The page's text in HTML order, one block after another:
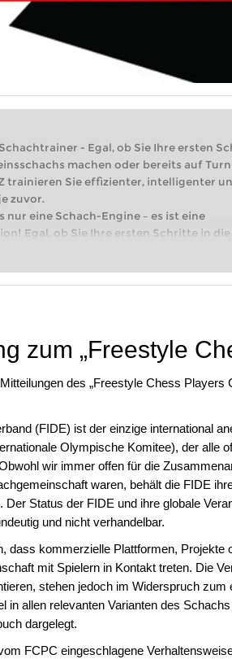
- Egal, ob Sie Ihre ersten
machen oder bereits auf
trainieren Sie effizienter, intelligenter
zuvor.
nur eine Schach-Engine – es ist eine
Egal, ob Sie Ihre ersten Schritte in die
oder bereits auf Turnierniveau
zum „Freestyle
des „Freestyle Chess Players
(FIDE) ist der einzige international
Olympische Komitee), der alle
wir immer offen für die
waren, behält die FIDE
Der Status der FIDE und ihre globale
und nicht verhandelbar.
dass kommerzielle Plattformen, Projekte
mit Spielern in Kontakt treten. Die
stehen jedoch im Widerspruch zum
in allen relevanten Varianten des
dargelegt.
FCPC eingeschlagene